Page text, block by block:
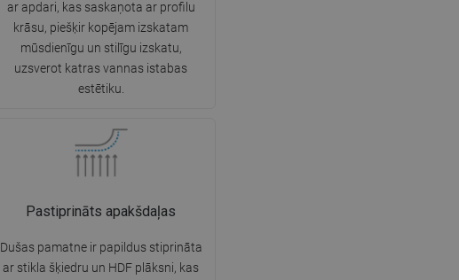
ar apdari, kas saskaņota ar profilu
krāsu, piešķir kopējam izskatam
mūsdienīgu un stilīgu izskatu,
uzsverot katras vannas istabas
estētiku.
Pastiprināts apakšdaļas
Dušas pamatne ir papildus stiprināta
ar stikla šķiedru un HDF plāksni, kas
SWEDISH
FINNISH